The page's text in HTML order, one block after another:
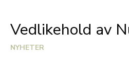
Vedlikehold av
NYHETER